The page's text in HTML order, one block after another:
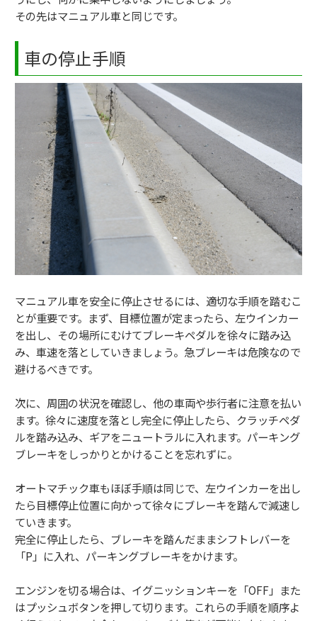
その先はマニュアル車と同じです。
車の停止手順
マニュアル車を安全に停止させるには、適切な手順を踏むこ
とが重要です。まず、目標位置が定まったら、左ウインカー
を出し、その場所にむけてブレーキペダルを徐々に踏み込
み、車速を落としていきましょう。急ブレーキは危険なので
避けるべきです。
次に、周囲の状況を確認し、他の車両や歩行者に注意を払い
ます。徐々に速度を落とし完全に停止したら、クラッチペダ
ルを踏み込み、ギアをニュートラルに入れます。パーキング
ブレーキをしっかりとかけることを忘れずに。
オートマチック車もほぼ手順は同じで、左ウインカーを出し
たら目標停止位置に向かって徐々にブレーキを踏んで減速し
ていきます。
完全に停止したら、ブレーキを踏んだままシフトレバーを
「P」に入れ、パーキングブレーキをかけます。
エンジンを切る場合は、イグニッションキーを「OFF」また
はプッシュボタンを押して切ります。これらの手順を順序よ